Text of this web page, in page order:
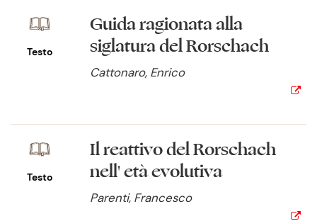
Testo
Guida ragionata alla
siglatura del Rorschach
Cattonaro, Enrico
Testo
Il reattivo del Rorschach
nell' età evolutiva
Parenti, Francesco